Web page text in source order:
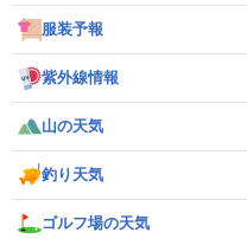
服装予報
紫外線情報
山の天気
釣り天気
ゴルフ場の天気